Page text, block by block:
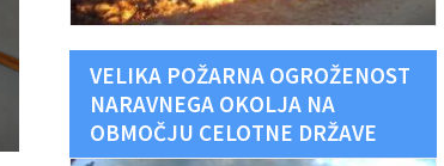
VELIKA POŽARNA OGROŽENOST
NARAVNEGA OKOLJA NA
OBMOČJU CELOTNE DRŽAVE